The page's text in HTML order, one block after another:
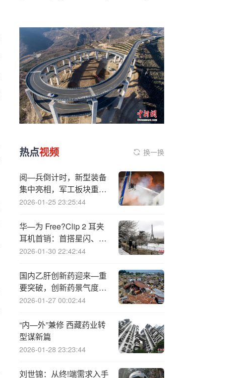
热点视频 换一换
阅—兵倒计时，新型装备
集中亮相，军工板块重心
继续上移
2026-01-25 23:25:44
华—为 Free?Clip 2 耳夹
耳机首销：首搭星闪、
NPU AI 处理器，首发价
2026-01-30 22:42:44
国内乙肝创新药迎来—重
要突破，创新药景气度或
将延续？
2026-01-27 00:02:44
“内—外”兼修 西藏药业转
型谋新篇
2026-01-28 23:23:44
刘世锦：从终!端需求入手